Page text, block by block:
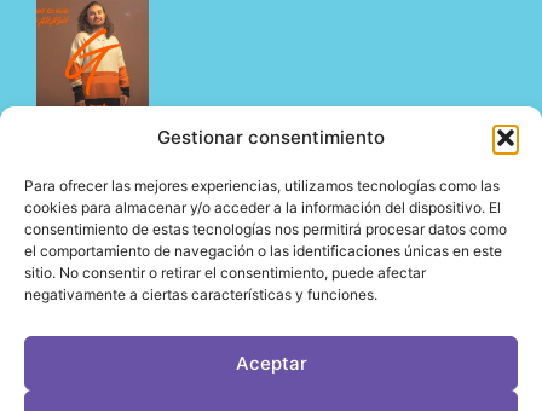
Gestionar consentimiento
Para ofrecer las mejores experiencias, utilizamos tecnologías como las
cookies para almacenar y/o acceder a la información del dispositivo. El
consentimiento de estas tecnologías nos permitirá procesar datos como
el comportamiento de navegación o las identificaciones únicas en este
sitio. No consentir o retirar el consentimiento, puede afectar
negativamente a ciertas características y funciones.
Aceptar
Fitz Mallorca presenta un agosto de primer nivel
con algunos de los nombres más influyentes de la
escena electrónica internacional
05/08/2026